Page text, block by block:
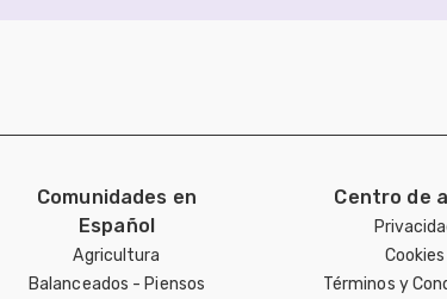
Comunidades en
Español
Agricultura
Balanceados - Piensos
Centro de
Cookies
Términos y